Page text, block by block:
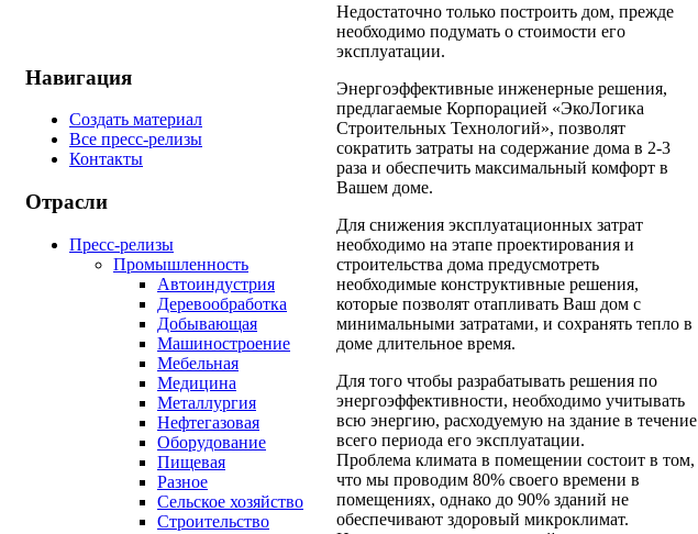
Навигация
Создать материал
Все пресс-релизы
Контакты
Отрасли
Пресс-релизы
Промышленность
Автоиндустрия
Деревообработка
Добывающая
Машиностроение
Мебельная
Медицина
Металлургия
Нефтегазовая
Оборудование
Пищевая
Разное
Сельское хозяйство
Строительство
Недостаточно только построить дом, прежде
необходимо подумать о стоимости его
эксплуатации.
Энергоэффективные инженерные решения,
предлагаемые Корпорацией «ЭкоЛогика
Строительных Технологий», позволят
сократить затраты на содержание дома в 2-3
раза и обеспечить максимальный комфорт в
Вашем доме.
Для снижения эксплуатационных затрат
необходимо на этапе проектирования и
строительства дома предусмотреть
необходимые конструктивные решения,
которые позволят отапливать Ваш дом с
минимальными затратами, и сохранять тепло в
доме длительное время.
Для того чтобы разрабатывать решения по
энергоэффективности, необходимо учитывать
всю энергию, расходуемую на здание в течение
всего периода его эксплуатации.
Проблема климата в помещении состоит в том,
что мы проводим 80% своего времени в
помещениях, однако до 90% зданий не
обеспечивают здоровый микроклимат.